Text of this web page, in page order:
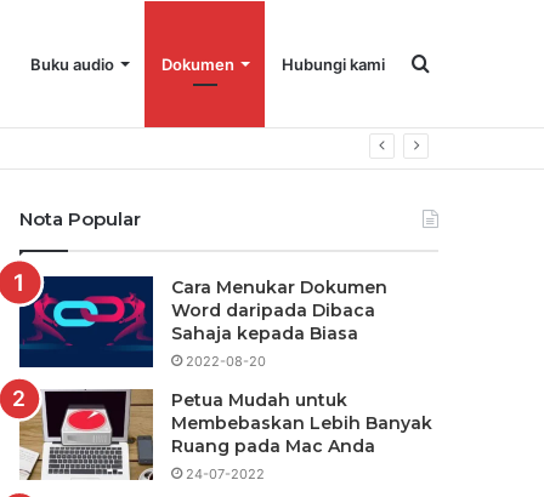
Buku audio Dokumen Hubungi kami Carian
Nota Popular
Cara Menukar Dokumen
Word daripada Dibaca
Sahaja kepada Biasa
2022-08-20
Petua Mudah untuk
Membebaskan Lebih Banyak
Ruang pada Mac Anda
24-07-2022